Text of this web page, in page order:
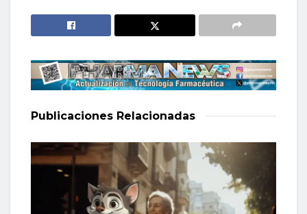
Publicaciones Relacionadas